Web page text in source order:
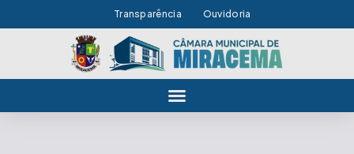
Transparência Ouvidoria